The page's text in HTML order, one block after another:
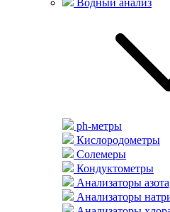
Водный анализ
ph-метры
Кислородометры
Солемеры
Кондуктометры
Анализаторы
Анализаторы